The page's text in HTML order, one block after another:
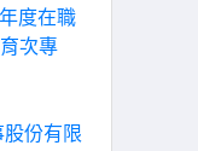
度在職
次專
份有限